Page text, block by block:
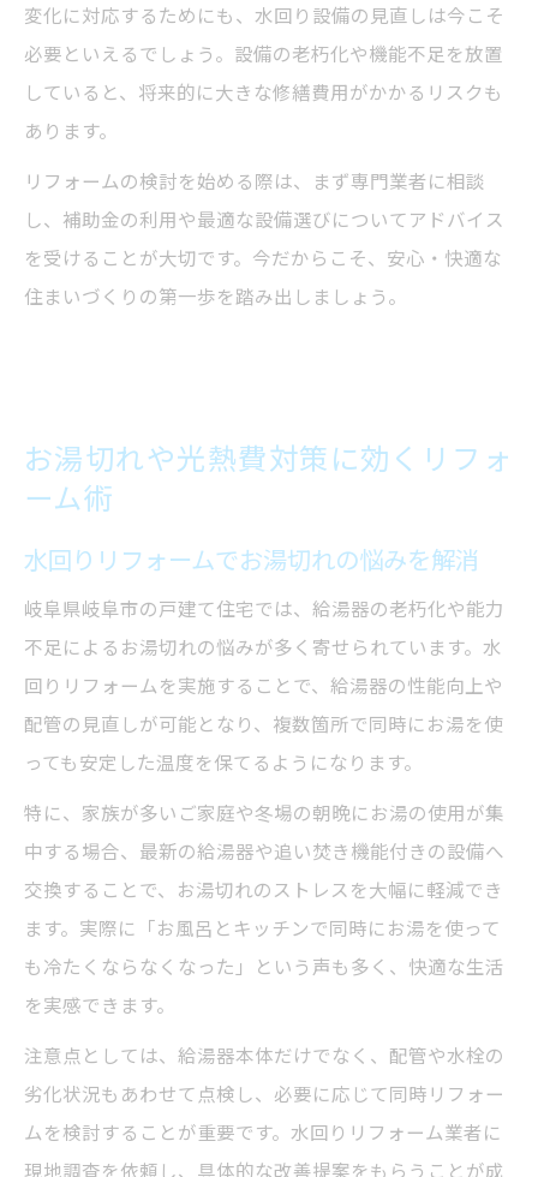
変化に対応するためにも、水回り設備の見直しは今こそ
必要といえるでしょう。設備の老朽化や機能不足を放置
していると、将来的に大きな修繕費用がかかるリスクも
あります。
リフォームの検討を始める際は、まず専門業者に相談
し、補助金の利用や最適な設備選びについてアドバイス
を受けることが大切です。今だからこそ、安心・快適な
住まいづくりの第一歩を踏み出しましょう。
お湯切れや光熱費対策に効くリフォ
ーム術
水回りリフォームでお湯切れの悩みを解消
岐阜県岐阜市の戸建て住宅では、給湯器の老朽化や能力
不足によるお湯切れの悩みが多く寄せられています。水
回りリフォームを実施することで、給湯器の性能向上や
配管の見直しが可能となり、複数箇所で同時にお湯を使
っても安定した温度を保てるようになります。
特に、家族が多いご家庭や冬場の朝晩にお湯の使用が集
中する場合、最新の給湯器や追い焚き機能付きの設備へ
交換することで、お湯切れのストレスを大幅に軽減でき
ます。実際に「お風呂とキッチンで同時にお湯を使って
も冷たくならなくなった」という声も多く、快適な生活
を実感できます。
注意点としては、給湯器本体だけでなく、配管や水栓の
劣化状況もあわせて点検し、必要に応じて同時リフォー
ムを検討することが重要です。水回りリフォーム業者に
現地調査を依頼し、具体的な改善提案をもらうことが成